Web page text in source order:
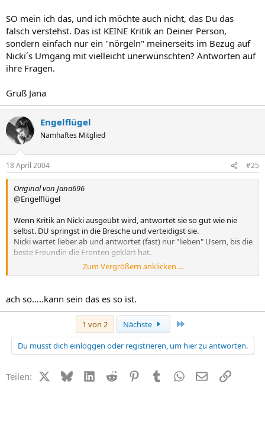
SO mein ich das, und ich möchte auch nicht, das Du das
falsch verstehst. Das ist KEINE Kritik an Deiner Person,
sondern einfach nur ein "nörgeln" meinerseits im Bezug auf
Nicki´s Umgang mit vielleicht unerwünschten? Antworten auf
ihre Fragen.
Gruß Jana
Engelflügel
Namhaftes Mitglied
18 April 2004 #25
Original von Jana696
@Engelflügel
Wenn Kritik an Nicki ausgeübt wird, antwortet sie so gut wie nie
selbst. DU springst in die Bresche und verteidigst sie.
Nicki wartet lieber ab und antwortet (fast) nur "lieben" Usern, bis die
beste Freundin die Fronten geklärt hat.
SO mein ich das, und ich möchte auch nicht, das Du das falsch
nur ein "nörgeln" meinerseits im Bezug auf Nicki´s Umgang mit
vielleicht unerwünschten? Antworten auf ihre Fragen.
Zum Vergrößern anklicken....
ach so.....kann sein das es so ist.
1 von 2 Nächste
Du musst dich einloggen oder registrieren, um hier zu antworten.
Teilen: X (Twitter)
BlueskyLinkedIn
Reddit PinterestTumblr WhatsApp
E-MailLink